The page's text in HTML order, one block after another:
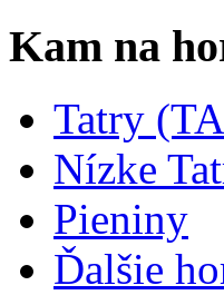
Kam na
Tatry
Nízke
Pieniny
Ďalšie